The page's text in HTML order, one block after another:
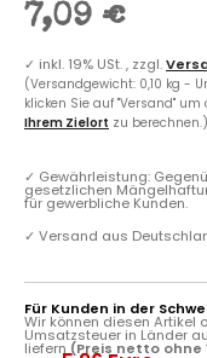
7,09 €
✓ inkl. 19% USt. , zzgl.
(Versandgewicht: 0,10 kg -
klicken Sie auf "Versand" um
Ihrem Zielort zu berechnen.)
✓ Gewährleistung:
gesetzlichen
für gewerbliche Kunden.
✓ Versand aus
Für Kunden in der
Wir können diesen Artikel
Umsatzsteuer in Länder
liefern (Preis netto ohne